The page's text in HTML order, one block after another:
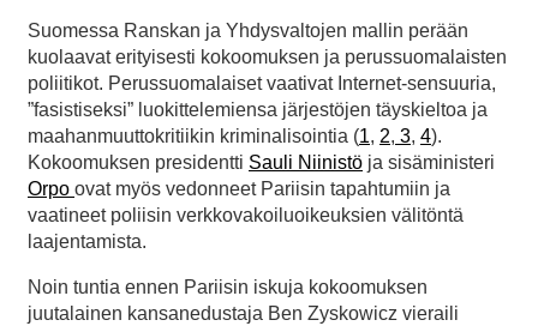
Suomessa Ranskan ja Yhdysvaltojen mallin perään
kuolaavat erityisesti kokoomuksen ja perussuomalaisten
poliitikot. Perussuomalaiset vaativat Internet-sensuuria,
”fasistiseksi” luokittelemiensa järjestöjen täyskieltoa ja
maahanmuuttokritiikin kriminalisointia (1, 2, 3, 4).
Kokoomuksen presidentti Sauli Niinistö ja sisäministeri
Orpo ovat myös vedonneet Pariisin tapahtumiin ja
vaatineet poliisin verkkovakoiluoikeuksien välitöntä
laajentamista.
Noin tuntia ennen Pariisin iskuja kokoomuksen
juutalainen kansanedustaja Ben Zyskowicz vieraili